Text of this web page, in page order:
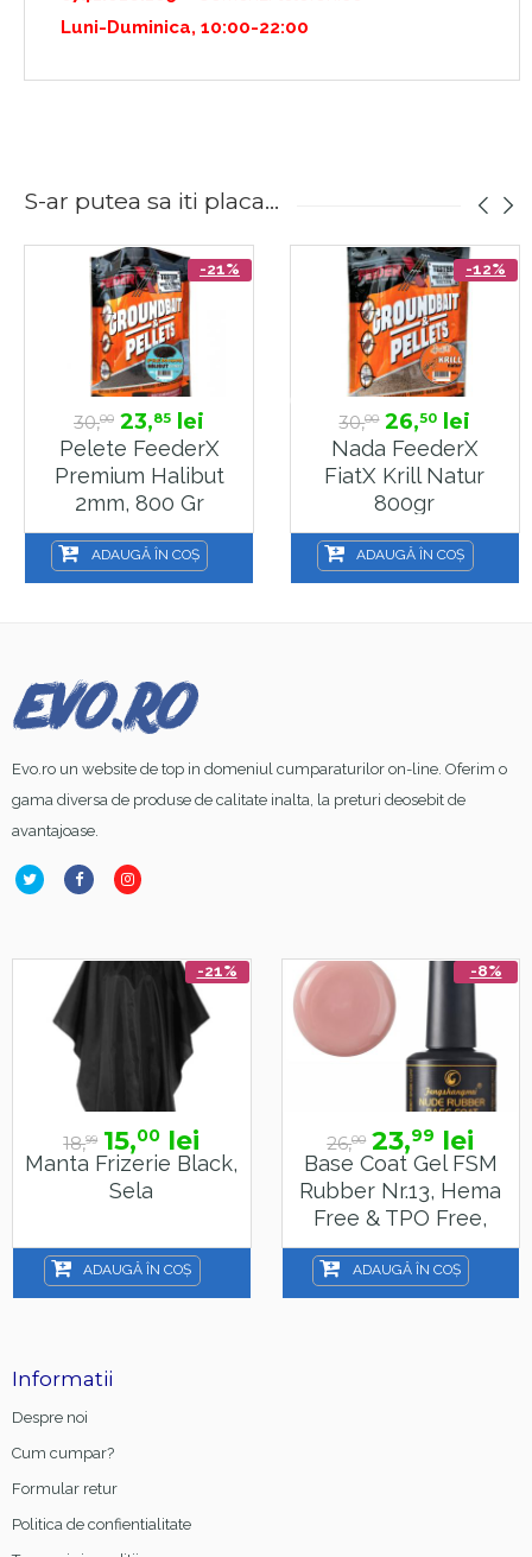
Luni-Duminica, 10:00-22:00
S-ar putea sa iti placa...
-21%
30,00 23,85 lei
Pelete FeederX
Premium Halibut
2mm, 800 Gr
ADAUGĂ ÎN COȘ
-12%
30,00 26,50 lei
Nada FeederX
FiatX Krill Natur
800gr
ADAUGĂ ÎN COȘ
Evo.ro un website de top in domeniul cumparaturilor on-line. Oferim o
gama diversa de produse de calitate inalta, la preturi deosebit de
avantajoase.
-21%
18,99 15,00 lei
Manta Frizerie Black,
Sela
ADAUGĂ ÎN COȘ
-8%
26,00 23,99 lei
Base Coat Gel FSM
Rubber Nr.13, Hema
Free & TPO Free,
15ml
ADAUGĂ ÎN COȘ
Informatii
Despre noi
Cum cumpar?
Formular retur
Politica de confientialitate